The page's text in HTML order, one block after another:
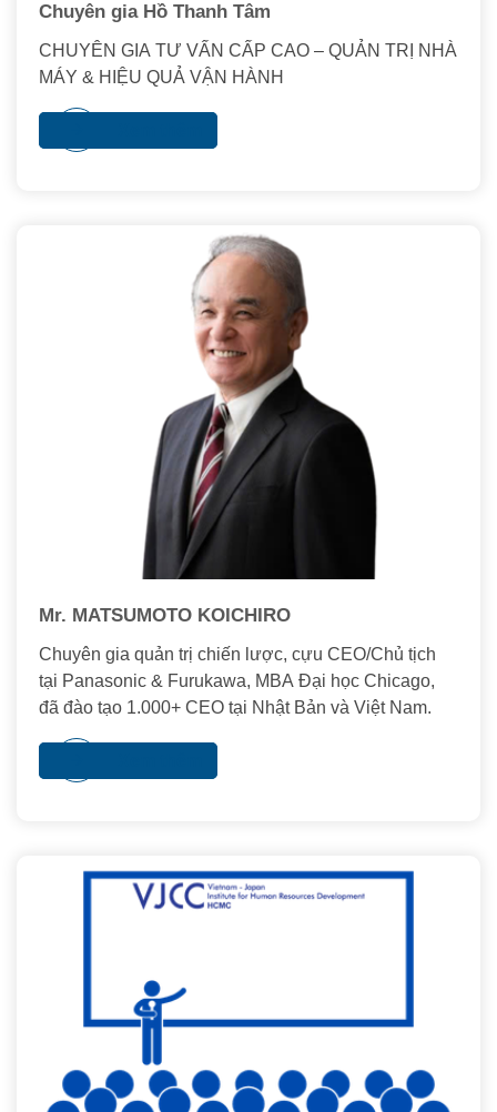
Chuyên gia Hồ Thanh Tâm
CHUYÊN GIA TƯ VẤN CẤP CAO – QUẢN TRỊ NHÀ
MÁY & HIỆU QUẢ VẬN HÀNH
Mr. MATSUMOTO KOICHIRO
Chuyên gia quản trị chiến lược, cựu CEO/Chủ tịch
tại Panasonic & Furukawa, MBA Đại học Chicago,
đã đào tạo 1.000+ CEO tại Nhật Bản và Việt Nam.